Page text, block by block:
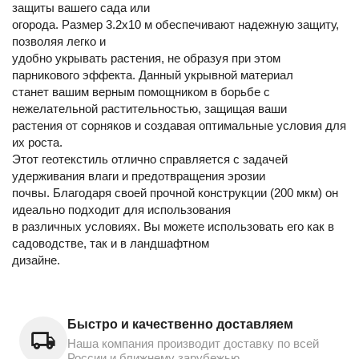
защиты вашего сада или
огорода. Размер 3.2х10 м обеспечивают надежную защиту,
позволяя легко и
удобно укрывать растения, не образуя при этом
парникового эффекта. Данный укрывной материал
станет вашим верным помощником в борьбе с
нежелательной растительностью, защищая ваши
растения от сорняков и создавая оптимальные условия для
их роста.
Этот геотекстиль отлично справляется с задачей
удерживания влаги и предотвращения эрозии
почвы. Благодаря своей прочной конструкции (200 мкм) он
идеально подходит для использования
в различных условиях. Вы можете использовать его как в
садоводстве, так и в ландшафтном
дизайне.
Быстро и качественно доставляем
Наша компания производит доставку по всей